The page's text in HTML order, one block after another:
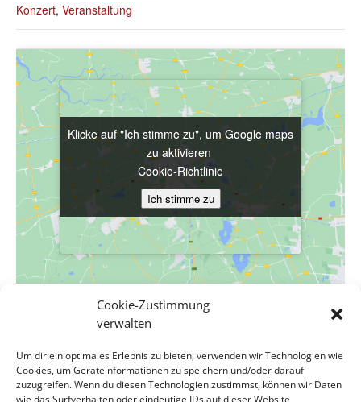
Cookie-Zustimmung
verwalten
Um dir ein optimales Erlebnis zu bieten, verwenden wir Technologien wie
Cookies, um Geräteinformationen zu speichern und/oder darauf
zuzugreifen. Wenn du diesen Technologien zustimmst, können wir Daten
wie das Surfverhalten oder eindeutige IDs auf dieser Website
Konzert, Veranstaltung
VERANSTALTUNGSORT
Biedermanngasse 11-13
Wien, Wien 1120 Österreich Google Karte anzeigen
Klicke auf "Ich stimme zu", um Google maps
zu aktivieren
Cookie-Richtlinie
Ich stimme zu
Klicke auf "Ich stimme zu", um Google maps
zu aktivieren
Cookie-Richtlinie
Ich stimme zu